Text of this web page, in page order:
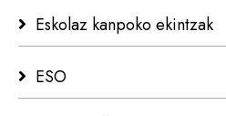
Eskolaz kanpoko ekintzak
ESO